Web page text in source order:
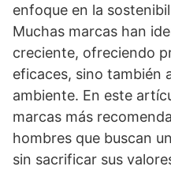
enfoque en la
Muchas marcas han
creciente, ofreciendo
eficaces, sino también
ambiente. En este
marcas más
hombres que buscan
sin sacrificar sus